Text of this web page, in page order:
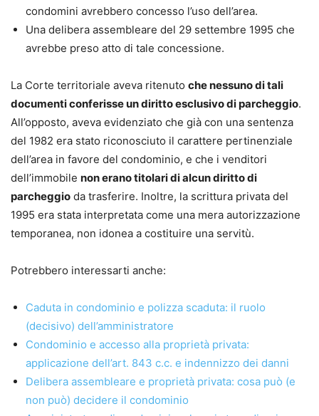
condomini avrebbero concesso l’uso dell’area.
Una delibera assembleare del 29 settembre 1995 che
avrebbe preso atto di tale concessione.
La Corte territoriale aveva ritenuto che nessuno di tali
documenti conferisse un diritto esclusivo di parcheggio.
All’opposto, aveva evidenziato che già con una sentenza
del 1982 era stato riconosciuto il carattere pertinenziale
dell’area in favore del condominio, e che i venditori
dell’immobile non erano titolari di alcun diritto di
parcheggio da trasferire. Inoltre, la scrittura privata del
1995 era stata interpretata come una mera autorizzazione
temporanea, non idonea a costituire una servitù.
Potrebbero interessarti anche:
Caduta in condominio e polizza scaduta: il ruolo
(decisivo) dell’amministratore
Condominio e accesso alla proprietà privata:
applicazione dell’art. 843 c.c. e indennizzo dei danni
Delibera assembleare e proprietà privata: cosa può (e
non può) decidere il condominio